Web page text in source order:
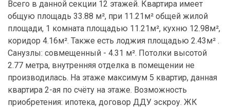
Всего в данной секции 12 этажей. Квартира имеет
общую площадь 33.88 м², при 11.21м² общей жилой
площади, 1 комната площадью 11.21м², кухню 12.98м²,
коридор 4.16м². Также есть лоджия площадью 2.43м² .
Санузлы: совмещенный - 4.31 м². Потолки высотой
2.77 метра, внутренняя отделка в помещении не
производилась. На этаже максимум 5 квартир, данная
квартира 2-ая по счёту на этаже. Возможность
приобретения: ипотека, договор ДДУ эскроу. ЖК